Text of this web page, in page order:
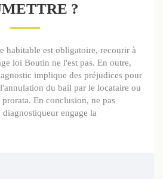
?
habitable est obligatoire, recourir à
loi Boutin ne l'est pas. En outre,
implique des préjudices pour
du bail par le locataire ou
En conclusion, ne pas
engage la